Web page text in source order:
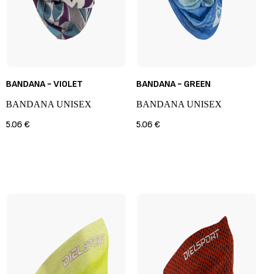
BANDANA - VIOLET
BANDANA UNISEX
5.06 €
BANDANA - GREEN
BANDANA UNISEX
5.06 €